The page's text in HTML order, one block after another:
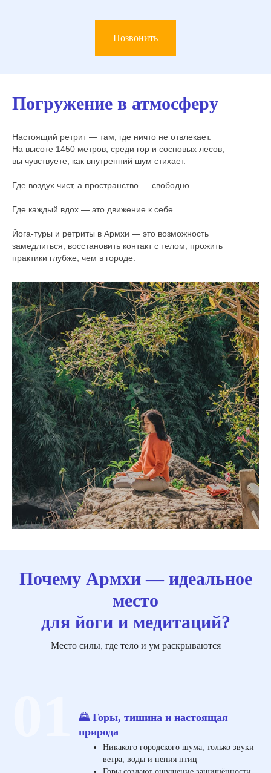
Позвонить
Погружение в атмосферу
Настоящий ретрит — там, где ничто не отвлекает.
На высоте 1450 метров, среди гор и сосновых лесов,
вы чувствуете, как внутренний шум стихает.
Где воздух чист, а пространство — свободно.
Где каждый вдох — это движение к себе.
Йога-туры и ретриты в Армхи — это возможность
замедлиться, восстановить контакт с телом, прожить
практики глубже, чем в городе.
Почему Армхи — идеальное
место
для йоги и медитаций?
Место силы, где тело и ум раскрываются
🌄 Горы, тишина и настоящая
природа
Никакого городского шума, только звуки
ветра, воды и пения птиц